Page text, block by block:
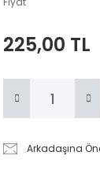
225,00 TL
Arkadaşına